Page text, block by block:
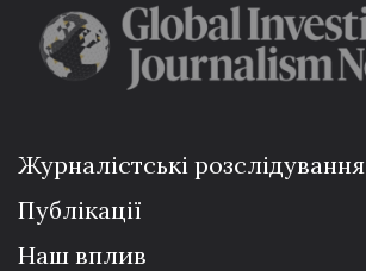
Журналістські розслідування
Публікації
Наш вплив